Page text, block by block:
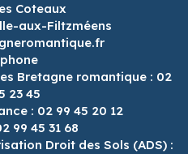
Coteaux
aux-Filtzméens
Bretagne romantique : 02
23 45
: 02 99 45 20 12
99 45 31 68
Droit des Sols (ADS) :